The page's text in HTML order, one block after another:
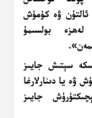
ئالتۇن ۋە كۈمۈش
لەھزە بولسىمۇ
سېتىش جايىز
ۋە يا دىنارلارغا
جايىز